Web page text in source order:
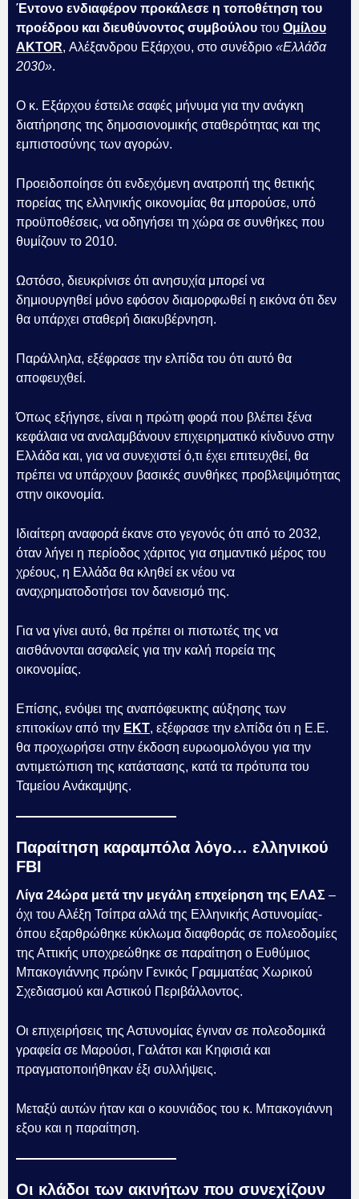
Έντονο ενδιαφέρον προκάλεσε η τοποθέτηση του
προέδρου και διευθύνοντος συμβούλου του Ομίλου
AKTOR, Αλέξανδρου Εξάρχου, στο συνέδριο «Ελλάδα
2030».
Ο κ. Εξάρχου έστειλε σαφές μήνυμα για την ανάγκη
διατήρησης της δημοσιονομικής σταθερότητας και της
εμπιστοσύνης των αγορών.
Προειδοποίησε ότι ενδεχόμενη ανατροπή της θετικής
πορείας της ελληνικής οικονομίας θα μπορούσε, υπό
προϋποθέσεις, να οδηγήσει τη χώρα σε συνθήκες που
θυμίζουν το 2010.
Ωστόσο, διευκρίνισε ότι ανησυχία μπορεί να
δημιουργηθεί μόνο εφόσον διαμορφωθεί η εικόνα ότι δεν
θα υπάρχει σταθερή διακυβέρνηση.
Παράλληλα, εξέφρασε την ελπίδα του ότι αυτό θα
αποφευχθεί.
Όπως εξήγησε, είναι η πρώτη φορά που βλέπει ξένα
κεφάλαια να αναλαμβάνουν επιχειρηματικό κίνδυνο στην
Ελλάδα και, για να συνεχιστεί ό,τι έχει επιτευχθεί, θα
πρέπει να υπάρχουν βασικές συνθήκες προβλεψιμότητας
στην οικονομία.
Ιδιαίτερη αναφορά έκανε στο γεγονός ότι από το 2032,
όταν λήγει η περίοδος χάριτος για σημαντικό μέρος του
χρέους, η Ελλάδα θα κληθεί εκ νέου να
αναχρηματοδοτήσει τον δανεισμό της.
Για να γίνει αυτό, θα πρέπει οι πιστωτές της να
αισθάνονται ασφαλείς για την καλή πορεία της
οικονομίας.
Επίσης, ενόψει της αναπόφευκτης αύξησης των
επιτοκίων από την ΕΚΤ, εξέφρασε την ελπίδα ότι η Ε.Ε.
θα προχωρήσει στην έκδοση ευρωομολόγου για την
αντιμετώπιση της κατάστασης, κατά τα πρότυπα του
Ταμείου Ανάκαμψης.
Παραίτηση καραμπόλα λόγο… ελληνικού
FBI
Λίγα 24ώρα μετά την μεγάλη επιχείρηση της ΕΛΑΣ –
όχι του Αλέξη Τσίπρα αλλά της Ελληνικής Αστυνομίας-
όπου εξαρθρώθηκε κύκλωμα διαφθοράς σε πολεοδομίες
της Αττικής υποχρεώθηκε σε παραίτηση ο Ευθύμιος
Μπακογιάννης πρώην Γενικός Γραμματέας Χωρικού
Σχεδιασμού και Αστικού Περιβάλλοντος.
Οι επιχειρήσεις της Αστυνομίας έγιναν σε πολεοδομικά
γραφεία σε Μαρούσι, Γαλάτσι και Κηφισιά και
πραγματοποιήθηκαν έξι συλλήψεις.
Μεταξύ αυτών ήταν και ο κουνιάδος του κ. Μπακογιάννη
εξου και η παραίτηση.
Οι κλάδοι των ακινήτων που συνεχίζουν